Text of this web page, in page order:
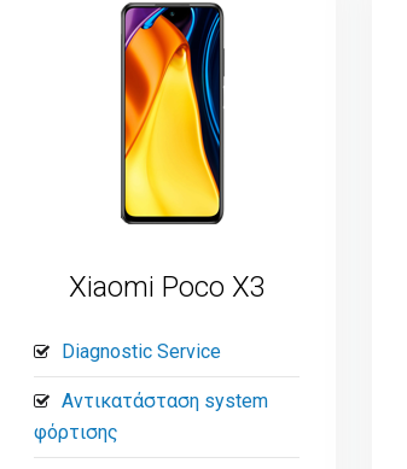
Xiaomi Poco X3
Diagnostic Service
Αντικατάσταση system
φόρτισης